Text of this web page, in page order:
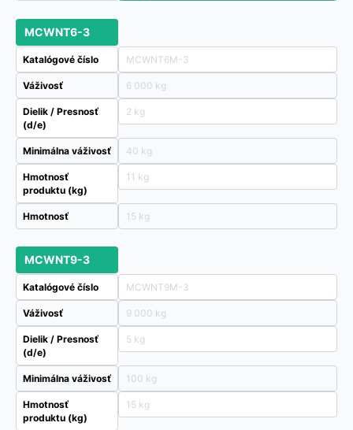
MCWNT6-3
Katalógové číslo MCWNT6M-3
Váživosť 6 000 kg
Dielik / Presnosť
(d/e)
2 kg
Minimálna váživosť 40 kg
Hmotnosť
produktu (kg)
11 kg
Hmotnosť 15 kg
MCWNT9-3
Katalógové číslo MCWNT9M-3
Váživosť 9 000 kg
Dielik / Presnosť
(d/e)
5 kg
Minimálna váživosť 100 kg
Hmotnosť
produktu (kg)
15 kg